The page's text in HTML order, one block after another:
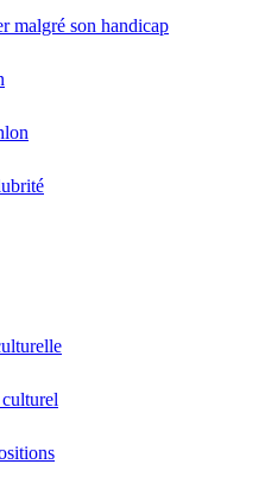
malgré son handicap